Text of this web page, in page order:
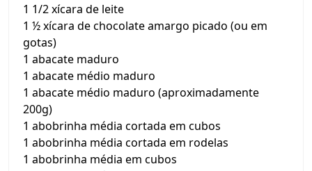
1 1/2 xícara de leite
1 ½ xícara de chocolate amargo picado (ou em
gotas)
1 abacate maduro
1 abacate médio maduro
1 abacate médio maduro (aproximadamente
200g)
1 abobrinha média cortada em cubos
1 abobrinha média cortada em rodelas
1 abobrinha média em cubos